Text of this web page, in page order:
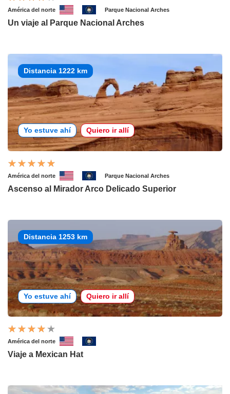
América del norte Parque Nacional Arches
Un viaje al Parque Nacional Arches
Distancia 1222 km
Yo estuve ahí Quiero ir allí
América del norte Parque Nacional Arches
Ascenso al Mirador Arco Delicado Superior
Distancia 1253 km
Yo estuve ahí Quiero ir allí
América del norte
Viaje a Mexican Hat